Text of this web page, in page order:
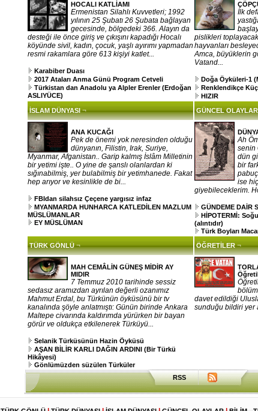
HOCALI KATLİAMI
Ermenistan Silahlı Kuvvetleri; 1992
yılının 25 Şubatı 26 Şubata bağlayan
gecesinde, bölgedeki 366. Alayın da
desteği ile önce giriş ve çıkışını kapadığı Hocalı
köyünde sivil, kadın, çocuk, yaşlı ayırımı yapmadan
resmi rakamlara göre 613 kişiyi katlet...
Karabiber Duası
2017 Ataları Anma Günü Program Cetveli
Türkistan dan Anadolu ya Alpler Erenler (Erdoğan
ASLIYÜCE)
İlk
pislikleri
hayvanları
Amca, büyüklerin
Vatand...
Doğa Öyküleri-1
Renklendikçe
HIZIR
İSLAM DÜNYASI ¬
ANA KUCAĞI
Pek de önemi yok neresinden olduğu
dünyanın, Filistin, Irak, Suriye,
Myanmar, Afganistan.. Garip kalmış İslâm Milletinin
bir yetimi işte.. O yine de şanslı olanlardan ki
sığınabilmiş, yer bulabilmiş bir yetimhanede. Fakat
hep arıyor ve kesinlikle de bi...
FBIdan silahsız Çeçene yargısız infaz
MYANMARDA HUNHARCA KATLEDİLEN MAZLUM
MÜSLÜMANLAR
EY MÜSLÜMAN
GÜNCEL OLAYLAR
Ah
senin
dün
bir
ise
giyebileceklerim.
GÜNDEME DAİR
HİPOTERMİ:
(alıntıdır)
Türk Boyları
TÜRK GÖNLÜ ¬
MAH CEMÂLİN GÜNEŞ MİDİR AY
MIDIR
7 Temmuz 2010 tarihinde sessiz
sedasız aramızdan ayrılan değerli ozanımız
Mahmut Erdal, bu Türkünün öyküsünü bir tv
kanalında şöyle anlatmıştı: Günün birinde Ankara
Maltepe civarında kaldırımda yürürken bir bayan
görür ve oldukça etkilenerek Türküyü...
Selanik Türküsünün Hazin Öyküsü
AŞAN BİLİR KARLI DAĞIN ARDINI (Bir Türkü
Hikâyesi)
Gönlümüzden süzülen Türküler
ÖĞRETİLER ¬
davet edildiği
sunduğu bildiri yer
RSS